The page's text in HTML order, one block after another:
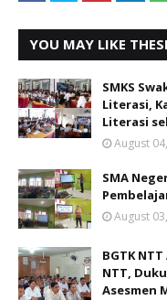
YOU MAY LIKE
SMKS
Literasi,
Literasi
August
SMA
August
BGTK
NTT,
Asesmen